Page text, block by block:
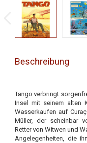
Beschreibung
Tango verbringt
Insel mit seinem alten
Wasserkaufen auf
Müller, der scheinbar
Retter von Witwen und
Angelegenheiten, die